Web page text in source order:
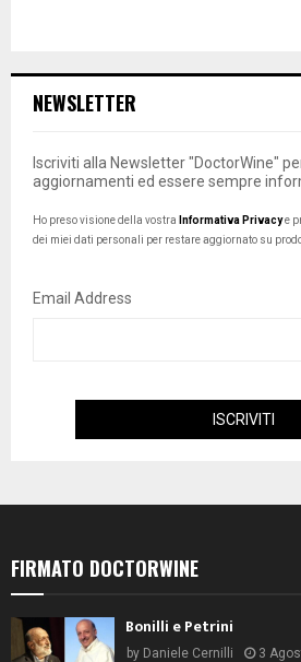
NEWSLETTER
Iscriviti alla Newsletter "DoctorWine"
aggiornamenti ed essere sempre
Ho preso visione della vostra Informativa Privacye
dei miei dati personali per restare aggiornato su
Email Address
FIRMATO DOCTORWINE
Bonilli e Petrini
by Daniele Cernilli 3